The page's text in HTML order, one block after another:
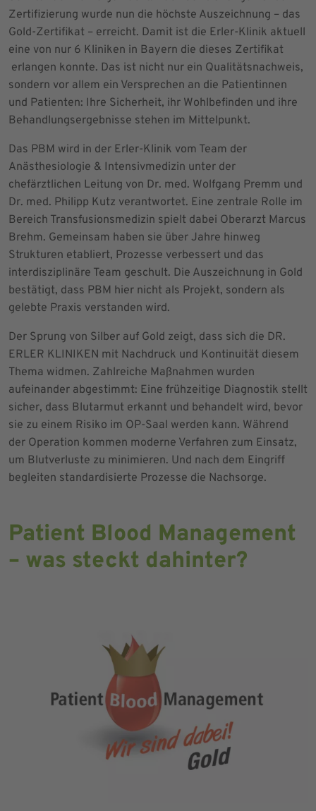
Zertifizierung wurde nun die höchste Auszeichnung – das
Gold-Zertifikat – erreicht. Damit ist die Erler-Klinik aktuell
eine von nur 6 Kliniken in Bayern die dieses Zertifikat
erlangen konnte. Das ist nicht nur ein Qualitätsnachweis,
sondern vor allem ein Versprechen an die Patientinnen
und Patienten: Ihre Sicherheit, ihr Wohlbefinden und ihre
Behandlungsergebnisse stehen im Mittelpunkt.
Das PBM wird in der Erler-Klinik vom Team der
Anästhesiologie & Intensivmedizin unter der
chefärztlichen Leitung von Dr. med. Wolfgang Premm und
Dr. med. Philipp Kutz verantwortet. Eine zentrale Rolle im
Bereich Transfusionsmedizin spielt dabei Oberarzt Marcus
Brehm. Gemeinsam haben sie über Jahre hinweg
Strukturen etabliert, Prozesse verbessert und das
interdisziplinäre Team geschult. Die Auszeichnung in Gold
bestätigt, dass PBM hier nicht als Projekt, sondern als
gelebte Praxis verstanden wird.
Der Sprung von Silber auf Gold zeigt, dass sich die DR.
ERLER KLINIKEN mit Nachdruck und Kontinuität diesem
Thema widmen. Zahlreiche Maßnahmen wurden
aufeinander abgestimmt: Eine frühzeitige Diagnostik stellt
sicher, dass Blutarmut erkannt und behandelt wird, bevor
sie zu einem Risiko im OP-Saal werden kann. Während
der Operation kommen moderne Verfahren zum Einsatz,
um Blutverluste zu minimieren. Und nach dem Eingriff
begleiten standardisierte Prozesse die Nachsorge.
Patient Blood Management
– was steckt dahinter?